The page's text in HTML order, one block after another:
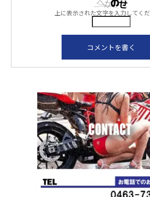
上に表示された文字を入力してくだ